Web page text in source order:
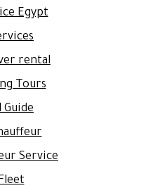
Egypt
rental
Tours
Guide
Service